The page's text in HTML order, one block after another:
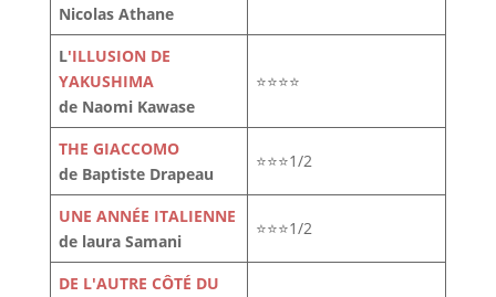
Nicolas Athane
L'ILLUSION DE
YAKUSHIMA
de Naomi Kawase
⭐⭐⭐⭐
THE GIACCOMO
de Baptiste Drapeau
⭐⭐⭐1/2
UNE ANNÉE ITALIENNE
de laura Samani
⭐⭐⭐1/2
DE L'AUTRE CÔTÉ DU